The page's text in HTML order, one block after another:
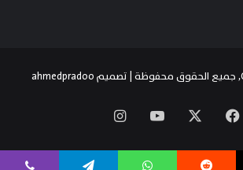
ahmedpradoo
فيسبوك ‫YouTube